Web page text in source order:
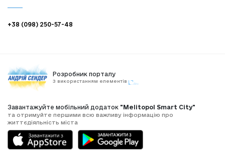
+38 (098) 250-57-48
Розробник порталу
З використанням елементів
Завантажуйте мобільний додаток "Melitopol Smart City"
та отримуйте першими всю важливу інформацію про
життєдіяльність міста